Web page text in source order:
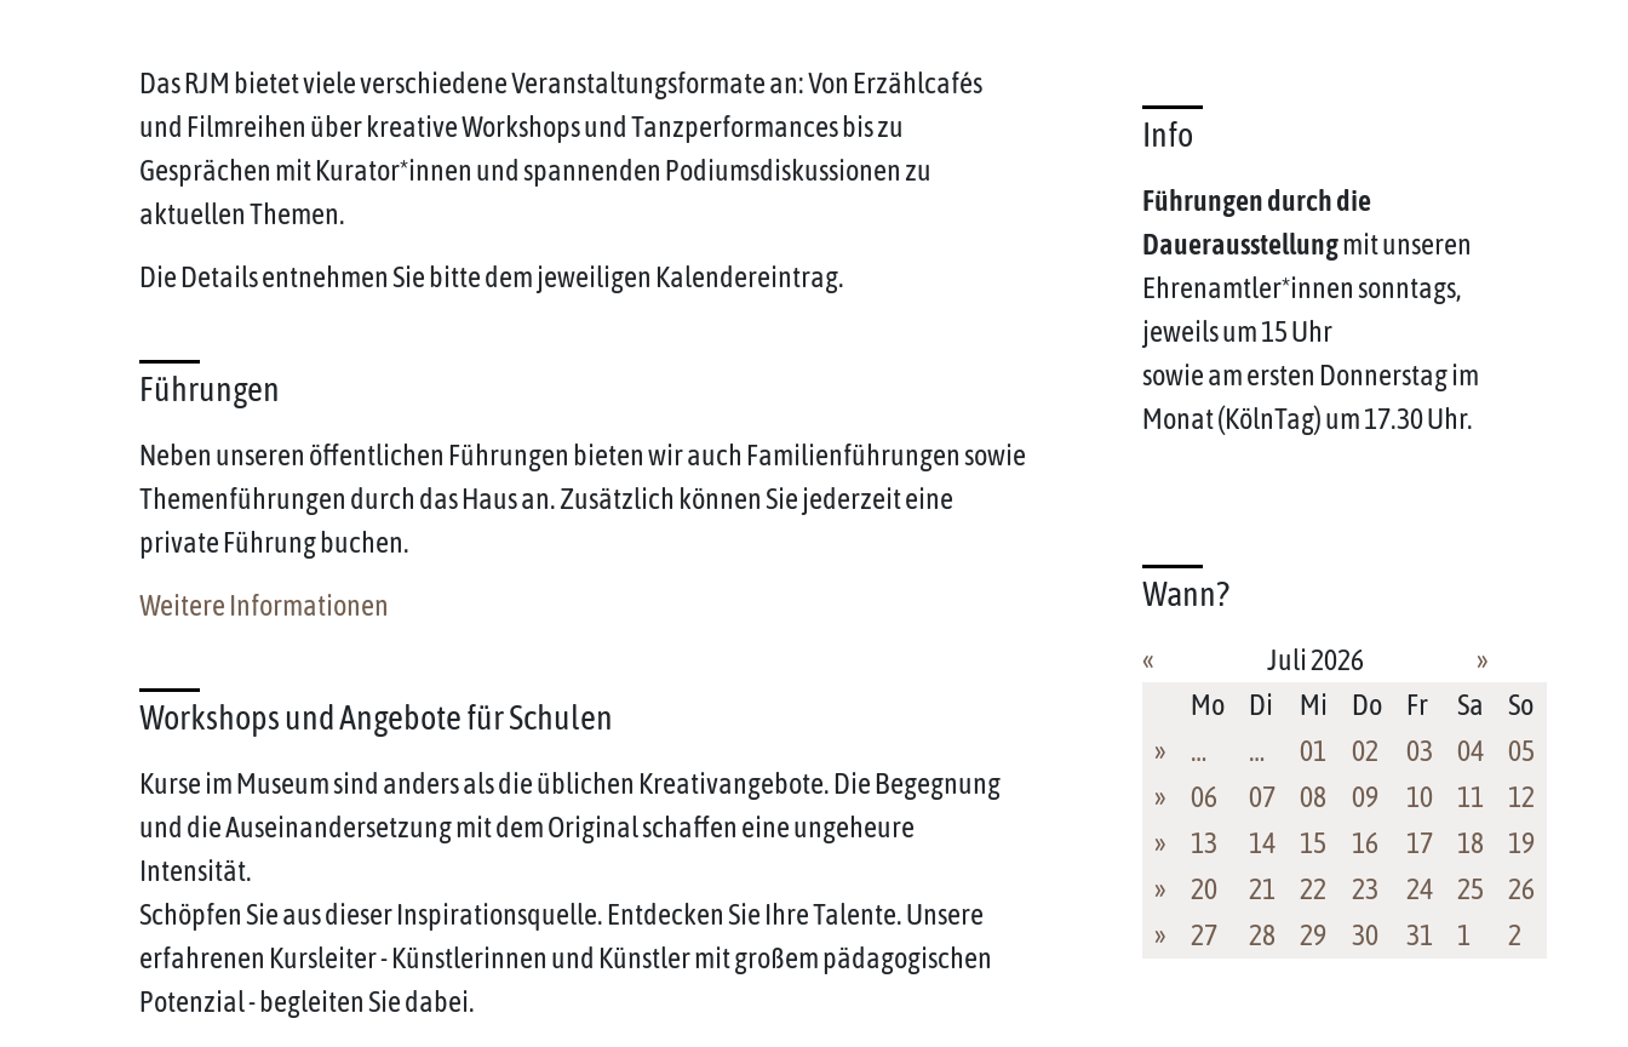
Das RJM bietet viele verschiedene Veranstaltungsformate an: Von Erzählcafés
und Filmreihen über kreative Workshops und Tanzperformances bis zu
Gesprächen mit Kurator*innen und spannenden Podiumsdiskussionen zu
aktuellen Themen.
Die Details entnehmen Sie bitte dem jeweiligen Kalendereintrag.
Führungen
Neben unseren öffentlichen Führungen bieten wir auch Familienführungen sowie
Themenführungen durch das Haus an. Zusätzlich können Sie jederzeit eine
private Führung buchen.
Weitere Informationen
Workshops und Angebote für Schulen
Kurse im Museum sind anders als die üblichen Kreativangebote. Die Begegnung
und die Auseinandersetzung mit dem Original schaffen eine ungeheure
Intensität.
Schöpfen Sie aus dieser Inspirationsquelle. Entdecken Sie Ihre Talente. Unsere
erfahrenen Kursleiter - Künstlerinnen und Künstler mit großem pädagogischen
Potenzial - begleiten Sie dabei.
Info
Führungen durch die
Dauerausstellungmit unseren
Ehrenamtler*innen sonntags,
jeweils um 15 Uhr
sowie am ersten Donnerstag im
Monat (KölnTag) um 17.30 Uhr.
Wann?
»
«
Juli 2026
Mo
Di Mi Do Fr Sa
So
»
… … 01 02 03 04
05
»
06 07 08 09 10 11
12
»
13 14 15 16 17 18
19
»
20 21 22 23 24 25
26
»
27 28 29 30 31 1 2